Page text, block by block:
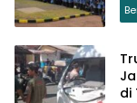
di